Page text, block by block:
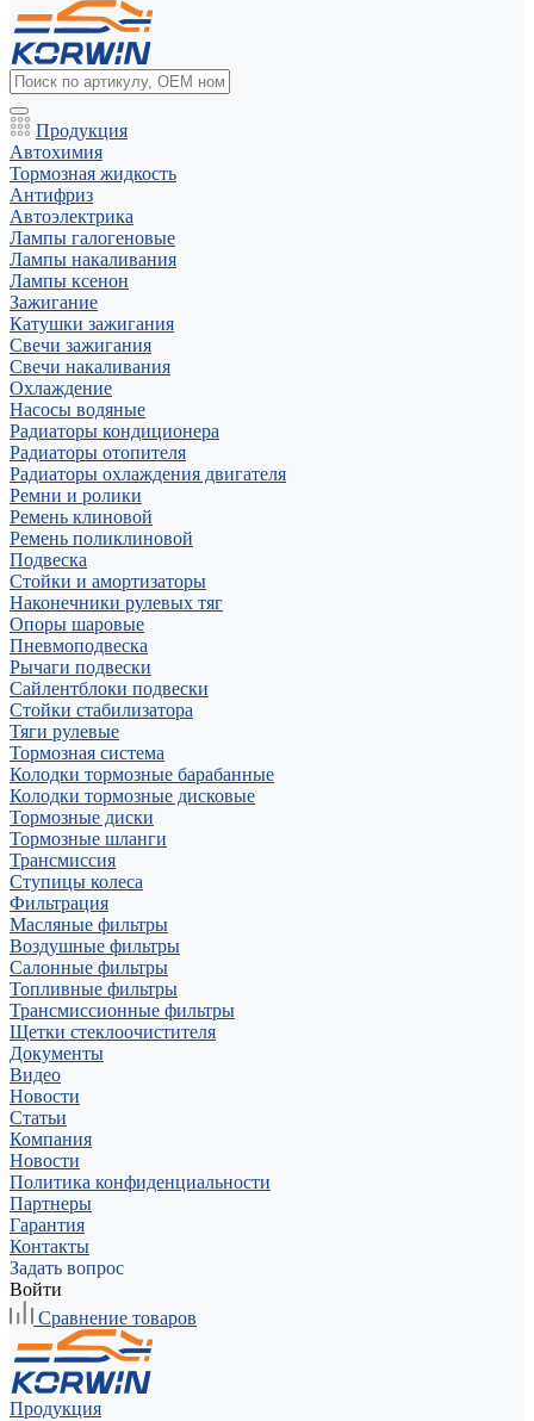
Продукция
Автохимия
Тормозная жидкость
Антифриз
Автоэлектрика
Лампы галогеновые
Лампы накаливания
Лампы ксенон
Зажигание
Катушки зажигания
Свечи зажигания
Свечи накаливания
Охлаждение
Насосы водяные
Радиаторы кондиционера
Радиаторы отопителя
Радиаторы охлаждения двигателя
Ремни и ролики
Ремень клиновой
Ремень поликлиновой
Подвеска
Стойки и амортизаторы
Наконечники рулевых тяг
Опоры шаровые
Пневмоподвеска
Рычаги подвески
Сайлентблоки подвески
Стойки стабилизатора
Тяги рулевые
Тормозная система
Колодки тормозные барабанные
Колодки тормозные дисковые
Тормозные диски
Тормозные шланги
Трансмиссия
Ступицы колеса
Фильтрация
Масляные фильтры
Воздушные фильтры
Салонные фильтры
Топливные фильтры
Трансмиссионные фильтры
Щетки стеклоочистителя
Документы
Видео
Новости
Статьи
Компания
Новости
Политика конфиденциальности
Партнеры
Гарантия
Контакты
Задать вопрос
Войти
Сравнение товаров
Продукция